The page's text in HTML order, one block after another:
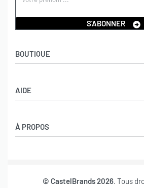
BOUTIQUE
Garçons
AIDE
Retours et échanges
À PROPOS
S'ABONNER
© CastelBrands 2026. Tous